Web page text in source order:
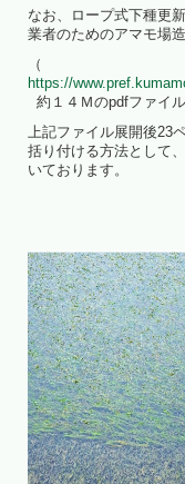
なお、ロープ式下種更
業者のためのアマモ場
（
https://
約１４Ｍのpdfファイ
上記ファイル展開後23
括り付ける方法として
いております。